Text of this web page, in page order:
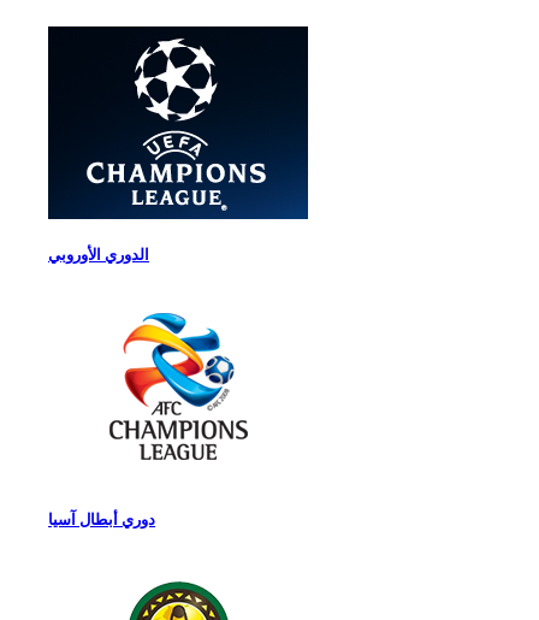
الدوري الأوروبي
دوري أبطال آسيا